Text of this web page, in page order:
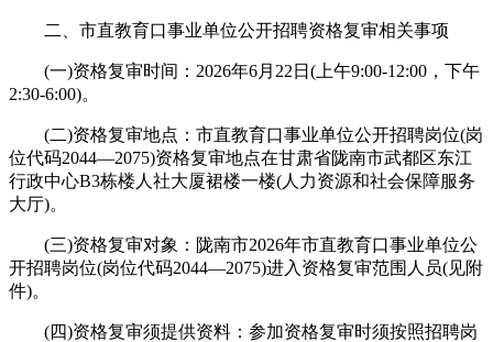
二、市直教育口事业单位公开招聘资格复审相关事项
(一)资格复审时间：2026年6月22日(上午9:00-12:00，下午
2:30-6:00)。
(二)资格复审地点：市直教育口事业单位公开招聘岗位(岗
位代码2044—2075)资格复审地点在甘肃省陇南市武都区东江
行政中心B3栋楼人社大厦裙楼一楼(人力资源和社会保障服务
大厅)。
(三)资格复审对象：陇南市2026年市直教育口事业单位公
开招聘岗位(岗位代码2044—2075)进入资格复审范围人员(见附
件)。
(四)资格复审须提供资料：参加资格复审时须按照招聘岗